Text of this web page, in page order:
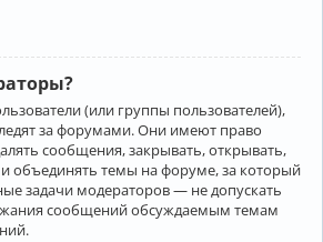
(или группы пользователей),
за форумами. Они имеют право
сообщения, закрывать, открывать,
объединять темы на форуме, за который
задачи модераторов — не допускать
сообщений обсуждаемым темам